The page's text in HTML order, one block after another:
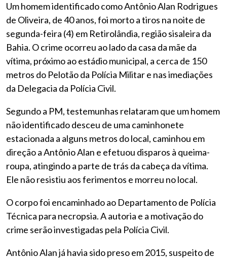
Um homem identificado como Antônio Alan Rodrigues
de Oliveira, de 40 anos, foi morto a tiros na noite de
segunda-feira (4) em Retirolândia, região sisaleira da
Bahia. O crime ocorreu ao lado da casa da mãe da
vítima, próximo ao estádio municipal, a cerca de 150
metros do Pelotão da Polícia Militar e nas imediações
da Delegacia da Polícia Civil.
Segundo a PM, testemunhas relataram que um homem
não identificado desceu de uma caminhonete
estacionada a alguns metros do local, caminhou em
direção a Antônio Alan e efetuou disparos à queima-
roupa, atingindo a parte de trás da cabeça da vítima.
Ele não resistiu aos ferimentos e morreu no local.
O corpo foi encaminhado ao Departamento de Polícia
Técnica para necropsia. A autoria e a motivação do
crime serão investigadas pela Polícia Civil.
Antônio Alan já havia sido preso em 2015, suspeito de